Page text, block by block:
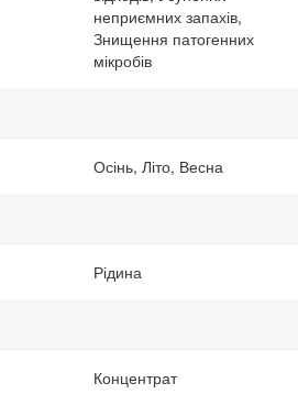
неприємних запахів,
Знищення патогенних
мікробів
Осінь, Літо, Весна
Рідина
Концентрат